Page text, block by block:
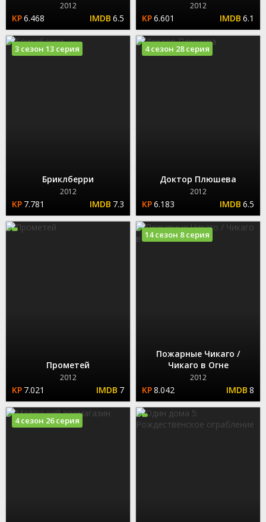
2012
6.468 6.5
2012
6.601 6.1
Бриклберри
2012
7.781 7.3
3 сезон 13 серия
Доктор Плюшева
2012
6.183 6.5
4 сезон 28 серия
Прометей
2012
7.021 7
Пожарные Чикаго /
Чикаго в Огне
2012
8.042 8
14 сезон 8 серия
4 сезон 26 серия